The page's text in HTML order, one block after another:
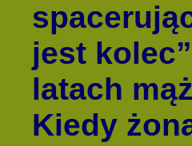
jest
latach
Kiedy